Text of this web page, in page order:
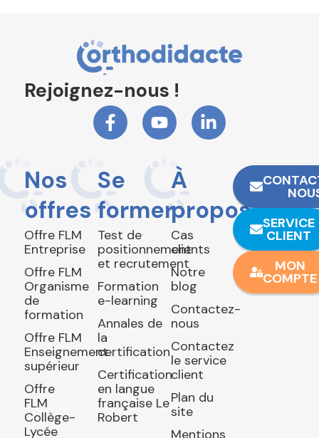
Rejoignez-nous !
Nos
offres
Offre FLM
Entreprise
Offre FLM
Organisme
de
formation
Offre FLM
Enseignement
supérieur
Offre
FLM
Collège-
Lycée
Se
former
Test de
positionnement
et recrutement
Formation
e-learning
Annales de
la
certification
Certification
en langue
française Le
Robert
À
propos
Cas
clients
Notre
blog
Contactez-
nous
Contactez
le service
client
Plan du
site
Mentions
SERVICE
CLIENT
MON
COMPTE